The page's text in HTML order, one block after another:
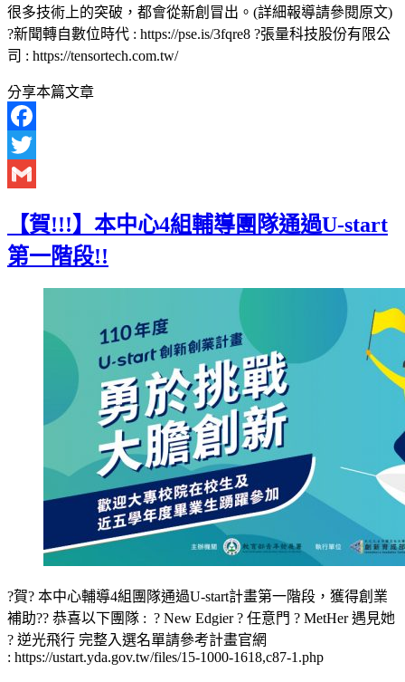
很多技術上的突破，都會從新創冒出。(詳細報導請參閱原文)
?新聞轉自數位時代 : https://pse.is/3fqre8 ?張量科技股份有限公
司 : https://tensortech.com.tw/
分享本篇文章
Facebook
Twitter
【賀!!!】本中心4組輔導團隊通過U-start
第一階段!!
?賀? 本中心輔導4組團隊通過U-start計畫第一階段，獲得創業
補助?? 恭喜以下團隊 : ? New Edgier ? 任意門 ? MetHer 遇見她
? 逆光飛行 完整入選名單請參考計畫官網
: https://ustart.yda.gov.tw/files/15-1000-1618,c87-1.php